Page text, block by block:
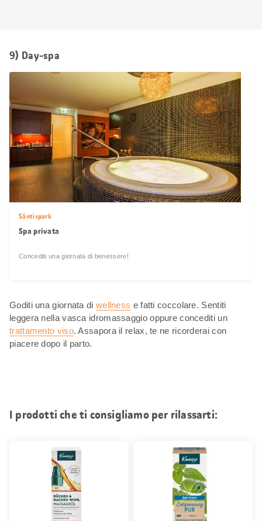
9) Day-spa
Säntispark
Spa privata
Concediti una giornata di benessere!
Goditi una giornata di wellness e fatti coccolare. Sentiti
leggera nella vasca idromassaggio oppure concediti un
trattamento viso. Assapora il relax, te ne ricorderai con
piacere dopo il parto.
I prodotti che ti consigliamo per rilassarti: